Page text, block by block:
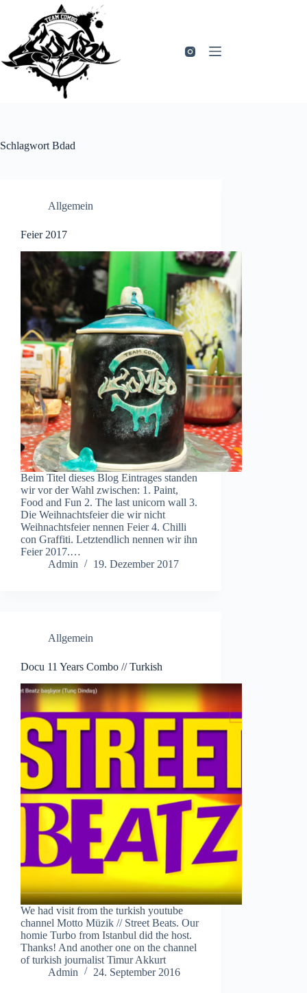
springen
Schlagwort Bdad
Allgemein
Feier 2017
Beim Titel dieses Blog Eintrages standen
wir vor der Wahl zwischen: 1. Paint,
Food and Fun 2. The last unicorn wall 3.
Die Weihnachtsfeier die wir nicht
Weihnachtsfeier nennen Feier 4. Chilli
con Graffiti. Letztendlich nennen wir ihn
Feier 2017.…
Admin
19. Dezember 2017
Allgemein
Docu 11 Years Combo // Turkish
We had visit from the turkish youtube
channel Motto Müzik // Street Beats. Our
homie Turbo from Istanbul did the host.
Thanks! And another one on the channel
of turkish journalist Timur Akkurt
Admin
24. September 2016